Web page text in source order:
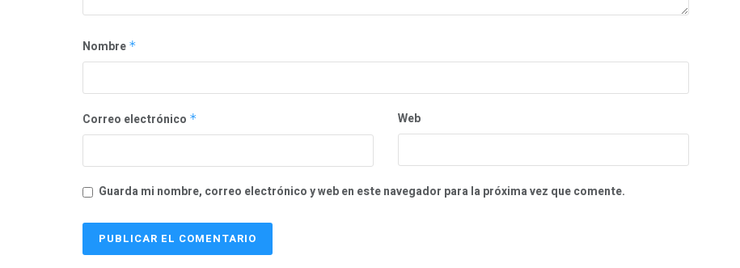
Nombre *
Correo electrónico * Web
Guarda mi nombre, correo electrónico y web en este navegador para la próxima vez que comente.